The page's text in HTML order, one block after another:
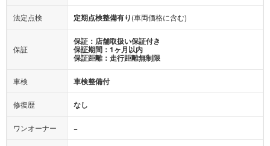
法定点検 定期点検整備有り(車両価格に含む)
保証
保証：店舗取扱い保証付き
保証期間：1ヶ月以内
保証距離：走行距離無制限
車検 車検整備付
修復歴 なし
ワンオーナー −